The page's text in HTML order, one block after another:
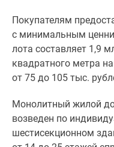
застройщики
Панорамы
новостроек
Экспертиза
новостроек
Экология
Москвы
Покупателям
с минимальным
лота составляет 1,9
квадратного метра
от 75 до 105 тыс.
Монолитный жилой
возведен по
шестисекционном